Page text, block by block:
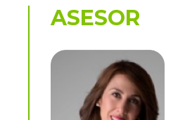
ASESOR